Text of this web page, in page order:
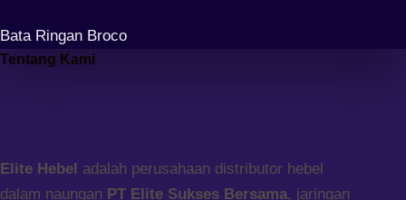
Bata Ringan Broco
Tentang Kami
Elite Hebel adalah perusahaan distributor hebel
dalam naungan PT Elite Sukses Bersama, jaringan